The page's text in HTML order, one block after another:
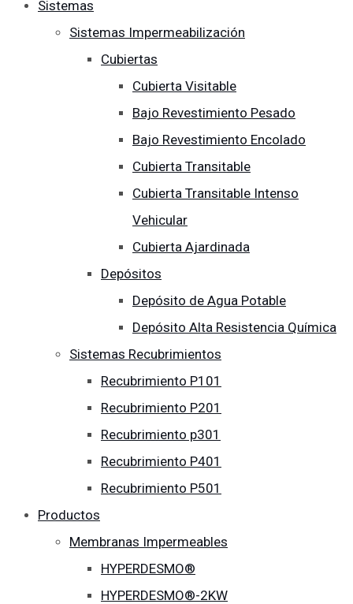
Sistemas
Sistemas Impermeabilización
Cubiertas
Cubierta Visitable
Bajo Revestimiento Pesado
Bajo Revestimiento Encolado
Cubierta Transitable
Cubierta Transitable Intenso
Vehicular
Cubierta Ajardinada
Depósitos
Depósito de Agua Potable
Depósito Alta Resistencia Química
Sistemas Recubrimientos
Recubrimiento P101
Recubrimiento P201
Recubrimiento p301
Recubrimiento P401
Recubrimiento P501
Productos
Membranas Impermeables
HYPERDESMO®
HYPERDESMO®-2KW